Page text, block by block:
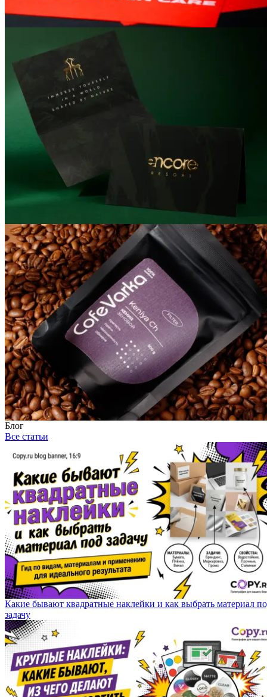
Блог
Все статьи
Какие бывают квадратные наклейки и как выбрать материал
задачу